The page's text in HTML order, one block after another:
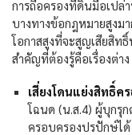
การถือครองที่ดินมือเปล่
บางทางข้อกฎหมายสูงม
โอกาสสูงที่จะสูญเสียสิท
สำคัญที่ต้องรู้คือเรื่องต่า
เสี่ยงโดนแย่งสิทธิ์ค
โฉนด (น.ส.4) ผู้บุกรุ
ครอบครองปรปักษ์ไ